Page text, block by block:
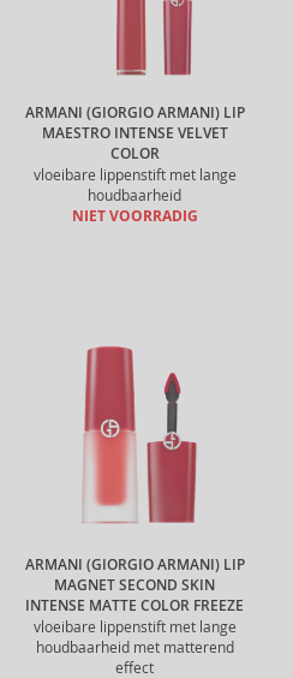
ARMANI (GIORGIO ARMANI) LIP
MAESTRO INTENSE VELVET
COLOR
vloeibare lippenstift met lange
houdbaarheid
NIET VOORRADIG
ARMANI (GIORGIO ARMANI) LIP
MAGNET SECOND SKIN
INTENSE MATTE COLOR FREEZE
vloeibare lippenstift met lange
houdbaarheid met matterend
effect